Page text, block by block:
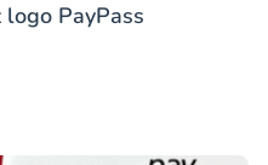
PayPass